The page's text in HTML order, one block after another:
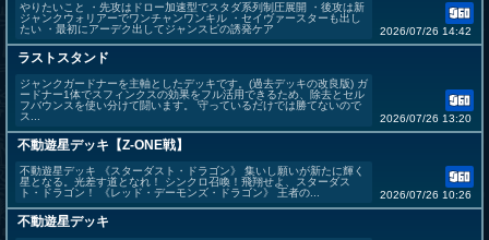
やりたいこと ・先攻はドロー加速型でスタダ系列制圧展開 ・後攻は新
ジャンクウォリアーでワンチャンワンキル ・セイヴァースターも出し
たい ・最初にアーデク出してジャンスピの誘発ケア
2026/07/26 14:42
ラストスタンド
ジャンクガードナーを主軸としたデッキです。(過去デッキの改良版) ガ
ードナー1体でスフィンクスの効果をフル活用できるため、除去とセル
フバウンスを使い分けて闘います。 守っているだけでは勝てないので
ス...
2026/07/26 13:20
不動遊星デッキ【Z-ONE戦】
不動遊星デッキ 《スターダスト・ドラゴン》 集いし願いが新たに輝く
星となる。光差す道となれ！ シンクロ召喚！飛翔せよ、スターダス
ト・ドラゴン！ 《レッド・デーモンズ・ドラゴン》 王者の...
2026/07/26 10:26
不動遊星デッキ